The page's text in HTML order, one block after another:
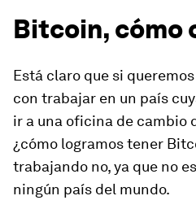
Bitcoin, cómo
Está claro que si
con trabajar en un país
ir a una oficina de cambio
¿cómo logramos tener
trabajando no, ya que no
ningún país del mundo.